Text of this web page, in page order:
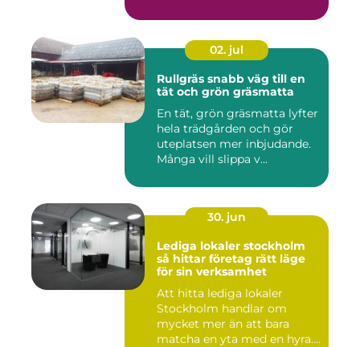
02. jul
Rullgräs snabb väg till en
tät och grön gräsmatta
En tät, grön gräsmatta lyfter
hela trädgården och gör
uteplatsen mer inbjudande.
Många vill slippa v...
30. jun
Lediga lokaler stockholm
så hittar företag rätt läge
för sin verksamhet
Att hitta lediga lokaler
Stockholm handlar om
mycket mer än att bara
matcha en yta med en hyra.